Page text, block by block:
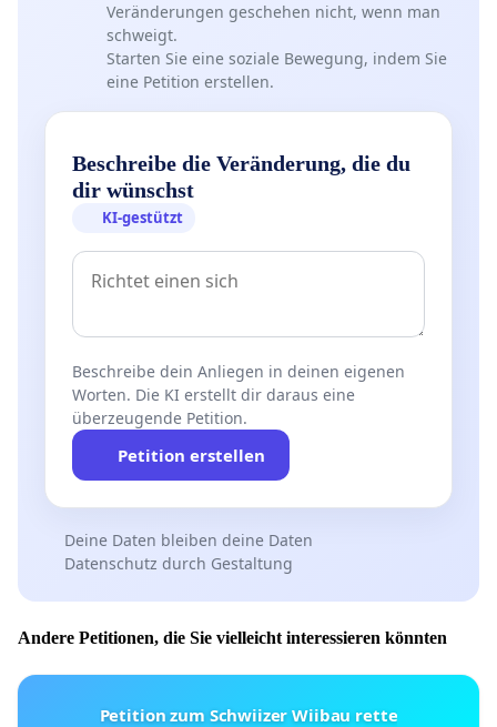
Veränderungen geschehen nicht, wenn man
schweigt.
Starten Sie eine soziale Bewegung, indem Sie
eine Petition erstellen.
Beschreibe die Veränderung, die du
dir wünschst
KI-gestützt
Beschreibe dein Anliegen in deinen eigenen
Worten. Die KI erstellt dir daraus eine
überzeugende Petition.
Petition erstellen
Deine Daten bleiben deine Daten
Datenschutz durch Gestaltung
Andere Petitionen, die Sie vielleicht interessieren könnten
Petition zum Schwiizer Wiibau rette